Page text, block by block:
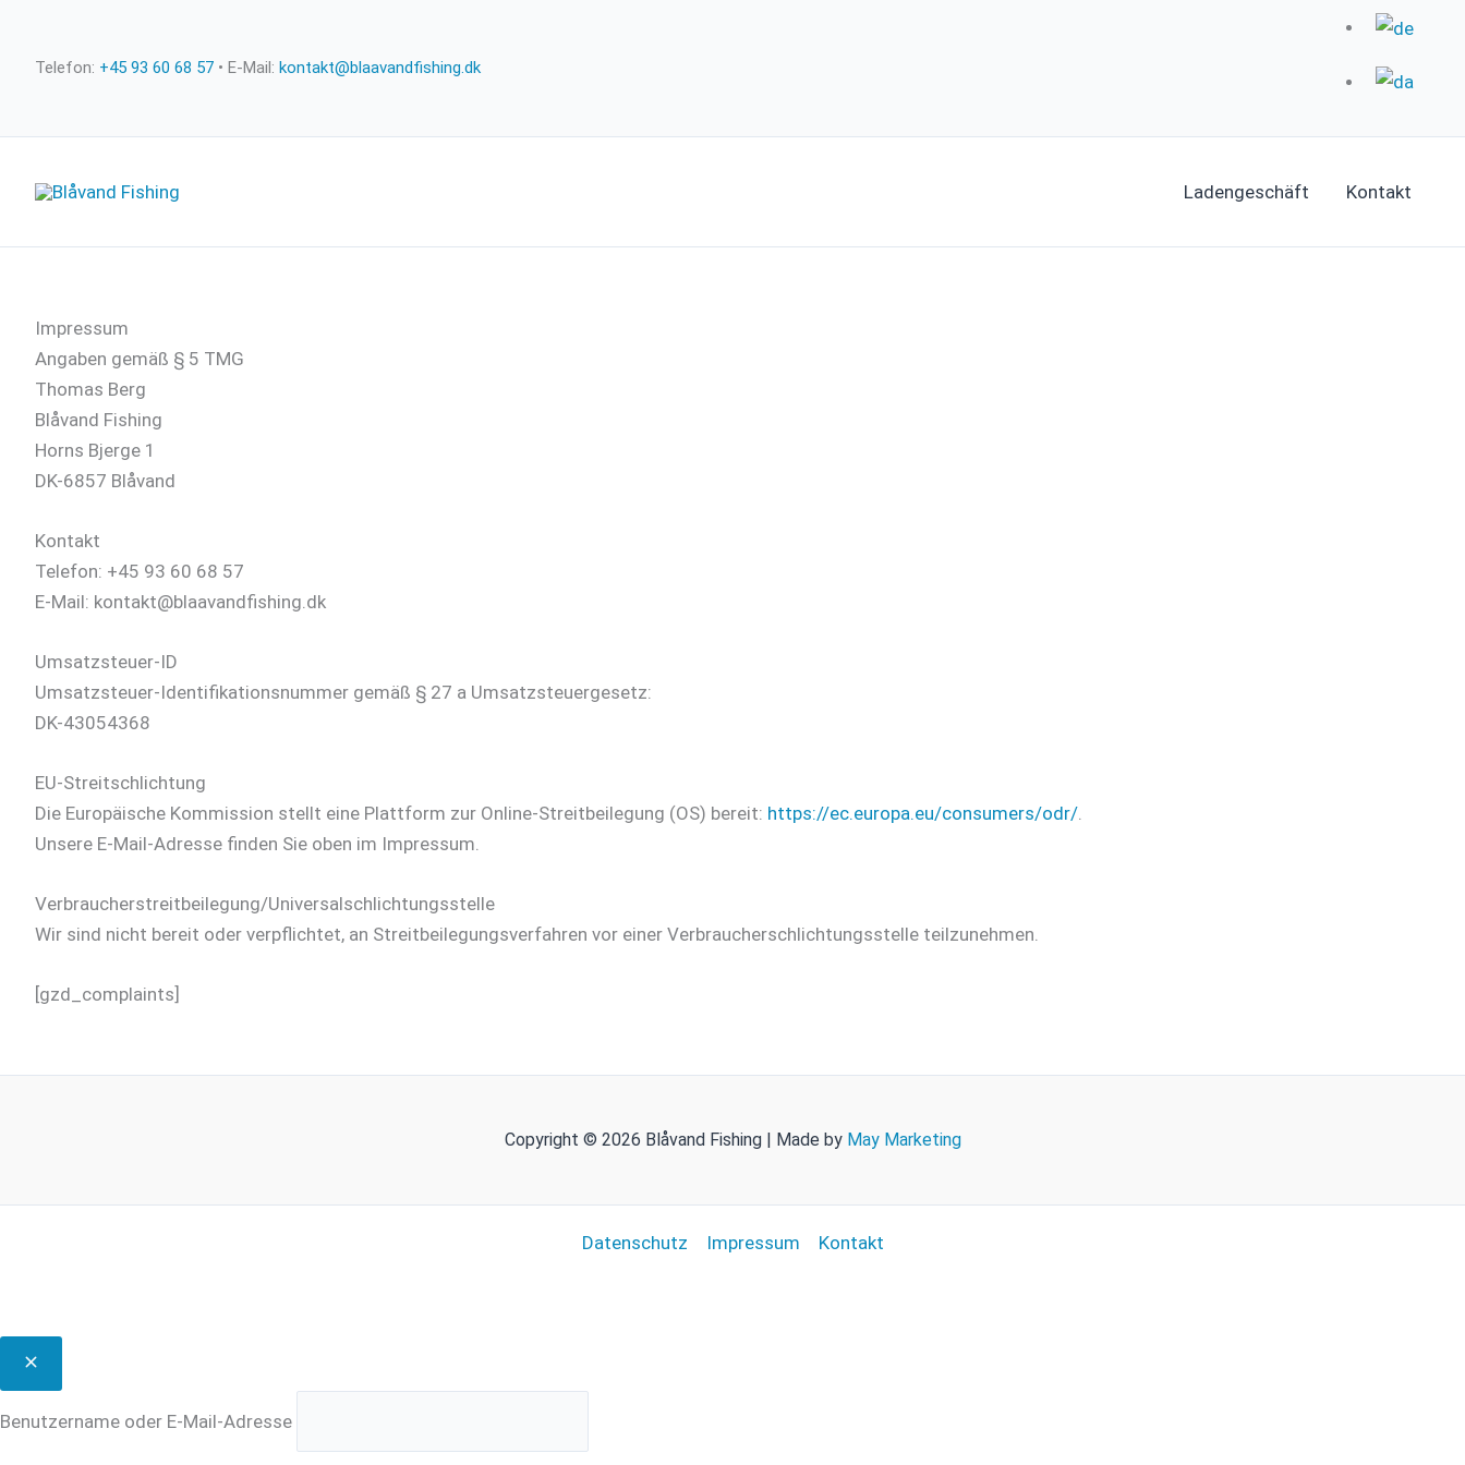
springen
Telefon: +45 93 60 68 57 • E-Mail: kontakt@blaavandfishing.dk
Ladengeschäft Kontakt
Impressum
Angaben gemäß § 5 TMG
Thomas Berg
Blåvand Fishing
Horns Bjerge 1
DK-6857 Blåvand
Kontakt
Telefon: +45 93 60 68 57
E-Mail: kontakt@blaavandfishing.dk
Umsatzsteuer-ID
Umsatzsteuer-Identifikationsnummer gemäß § 27 a Umsatzsteuergesetz:
DK-43054368
EU-Streitschlichtung
Die Europäische Kommission stellt eine Plattform zur Online-Streitbeilegung (OS) bereit: https://ec.europa.eu/consumers/odr/.
Unsere E-Mail-Adresse finden Sie oben im Impressum.
Verbraucher­streit­beilegung/Universal­schlichtungs­stelle
Wir sind nicht bereit oder verpflichtet, an Streitbeilegungsverfahren vor einer Verbraucherschlichtungsstelle teilzunehmen.
[gzd_complaints]
Copyright © 2026 Blåvand Fishing | Made by May Marketing
Datenschutz Impressum Kontakt
Benutzername oder E-Mail-Adresse